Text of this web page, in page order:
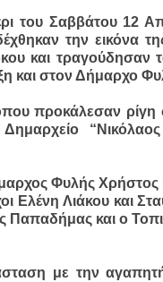
του Σαββάτου 12
την εικόνα
και τραγούδησαν
και στον Δήμαρχο
προκάλεσαν ρίγη
Φυλής
Ελένη Λιάκου και
Παπαδήμας και ο
με την